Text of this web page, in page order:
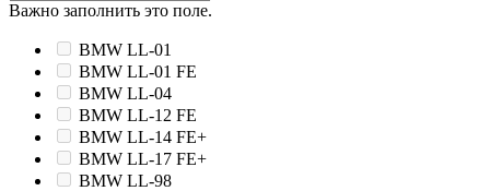
Важно заполнить это поле.
BMW LL-01
BMW LL-01 FE
BMW LL-04
BMW LL-12 FE
BMW LL-14 FE+
BMW LL-17 FE+
BMW LL-98